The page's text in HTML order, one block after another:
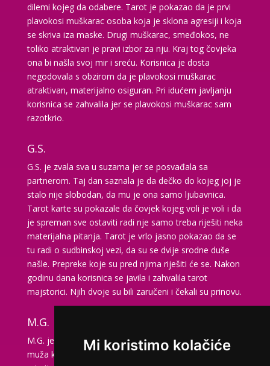
Mi koristimo kolačiće
TEHNIKE:astrologija, sinastrija, horarna astrologija,
karmička astrologija, numerologija
Broj tel: 064/600-600
tel:0,93€ - mob:1,12€ min
tumačenje snova
Broj tel: 064/600-600
tel:0,93€ - mob:1,12€ min
VESNA / Kod 05
Tarot savjetnik je slobodan
amajlija
Broj tel: 064/600-600
tel:0,93€ - mob:1,12€ min
dilemi kojeg da odabere. Tarot je pokazao da je prvi
plavokosi muškarac osoba koja je sklona agresiji i koja
se skriva iza maske. Drugi muškarac, smeđokos, ne
toliko atraktivan je pravi izbor za nju. Kraj tog čovjeka
ona bi našla svoj mir i sreću. Korisnica je dosta
negodovala s obzirom da je plavokosi muškarac
atraktivan, materijalno osiguran. Pri idućem javljanju
korisnica se zahvalila jer se plavokosi muškarac sam
razotkrio.
G.S.
G.S. je zvala sva u suzama jer se posvađala sa
partnerom. Taj dan saznala je da dečko do kojeg joj je
stalo nije slobodan, da mu je ona samo ljubavnica.
Tarot karte su pokazale da čovjek kojeg voli je voli i da
je spreman sve ostaviti radi nje samo treba riješiti neka
materijalna pitanja. Tarot je vrlo jasno pokazao da se
tu radi o sudbinskoj vezi, da su se dvije srodne duše
našle. Prepreke koje su pred njima riješiti će se. Nakon
godinu dana korisnica se javila i zahvalila tarot
majstorici. Njih dvoje su bili zaručeni i čekali su prinovu.
M.G.
M.G. je zvala naš Tarot centar da bi pitala za svog
muža koji radi u inozemstvu. U zadnje vrijeme